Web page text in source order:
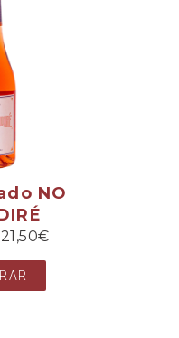
NO
21,50€